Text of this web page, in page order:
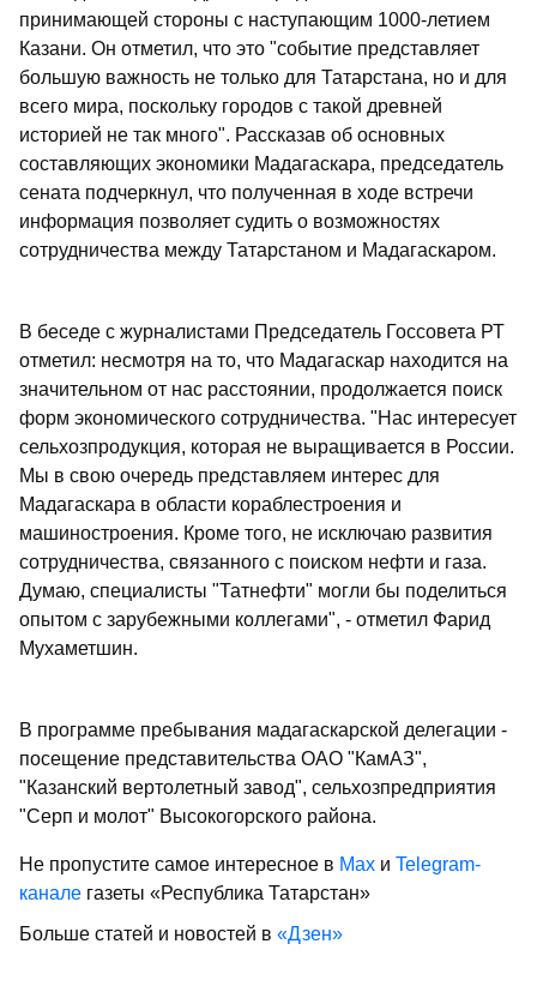
принимающей стороны с наступающим 1000-летием
Казани. Он отметил, что это "событие представляет
большую важность не только для Татарстана, но и для
всего мира, поскольку городов с такой древней
историей не так много". Рассказав об основных
составляющих экономики Мадагаскара, председатель
сената подчеркнул, что полученная в ходе встречи
информация позволяет судить о возможностях
сотрудничества между Татарстаном и Мадагаскаром.
В беседе с журналистами Председатель Госсовета РТ
отметил: несмотря на то, что Мадагаскар находится на
значительном от нас расстоянии, продолжается поиск
форм экономического сотрудничества. "Нас интересует
сельхозпродукция, которая не выращивается в России.
Мы в свою очередь представляем интерес для
Мадагаскара в области кораблестроения и
машиностроения. Кроме того, не исключаю развития
сотрудничества, связанного с поиском нефти и газа.
Думаю, специалисты "Татнефти" могли бы поделиться
опытом с зарубежными коллегами", - отметил Фарид
Мухаметшин.
В программе пребывания мадагаскарской делегации -
посещение представительства ОАО "КамАЗ",
"Казанский вертолетный завод", сельхозпредприятия
"Серп и молот" Высокогорского района.
Не пропустите самое интересное в Max и Telegram-
канале газеты «Республика Татарстан»
Больше статей и новостей в «Дзен»